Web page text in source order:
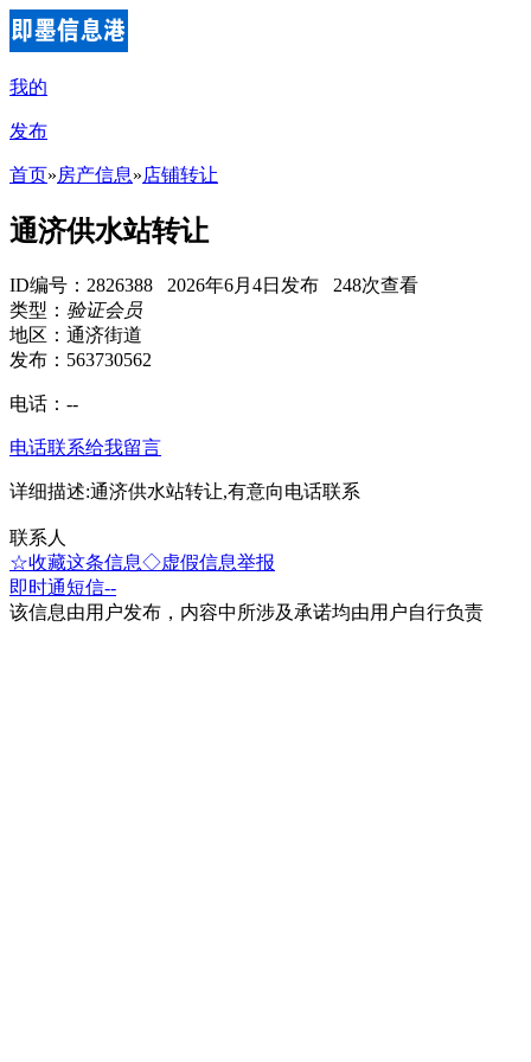
我的
发布
首页»房产信息»店铺转让
通济供水站转让
ID编号：2826388 2026年6月4日发布 248次查看
类型： 验证会员
地区：通济街道
发布：563730562
电话： --
电话联系给我留言
详细描述:通济供水站转让,有意向电话联系
联系人
☆收藏这条信息◇虚假信息举报
即时通短信--
该信息由用户发布，内容中所涉及承诺均由用户自行负责